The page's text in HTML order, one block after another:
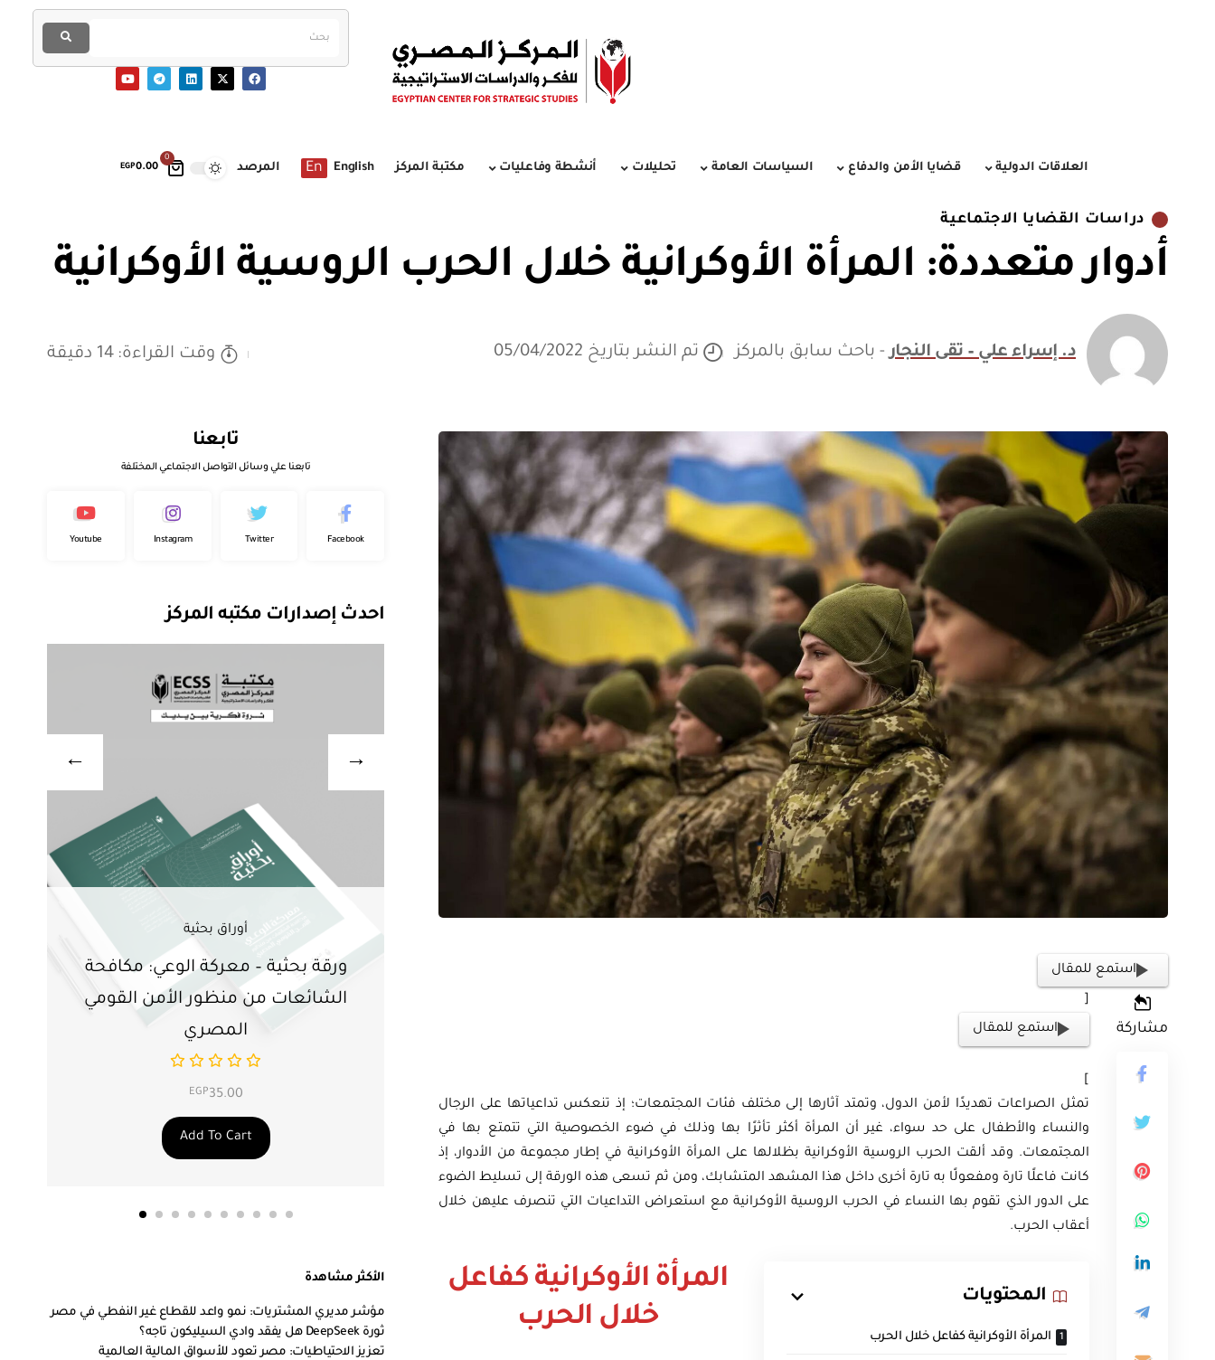
0
EGP0.00 العلاقات الدولية قضايا الأمن والدفاع السياسات العامة تحليلات أنشطة وفاعليات مكتبة المركز English
En المرصد
دراسات القضايا الاجتماعية
أدوار متعددة: المرأة الأوكرانية خلال الحرب الروسية الأوكرانية
د. إسراء علي – تقى النجار- باحث سابق بالمركز تم النشر بتاريخ 05/04/2022 وقت القراءة: 14 دقيقة
استمع للمقال
مشاركة
[
استمع للمقال
]
تمثل الصراعات تهديدًا لأمن الدول، وتمتد آثارها إلى مختلف فئات المجتمعات؛ إذ تنعكس تداعياتها على الرجال
والنساء والأطفال على حد سواء، غير أن المرأة أكثر تأثرًا بها وذلك في ضوء الخصوصية التي تتمتع بها في
المجتمعات. وقد ألقت الحرب الروسية الأوكرانية بظلالها على المرأة الأوكرانية في إطار مجموعة من الأدوار، إذ
كانت فاعلًا تارة ومفعولًا به تارة أخرى داخل هذا المشهد المتشابك، ومن ثم تسعى هذه الورقة إلى تسليط الضوء
على الدور الذي تقوم بها النساء في الحرب الروسية الأوكرانية مع استعراض التداعيات التي تنصرف عليهن خلال
أعقاب الحرب.
المحتويات
المرأة الأوكرانية كفاعل خلال الحرب
المرأة الأوكرانية كفاعل
خلال الحرب
تابعنا
تابعنا علي وسائل التواصل الاجتماعي المختلفة
Facebook
Twitter
Instagram
Youtube
احدث إصدارات مكتبه المركز
أوراق بحثية
ورقة بحثية – معركة الوعي: مكافحة
الشائعات من منظور الأمن القومي
المصري
EGP35.00
Add To Cart
35.00
Add To Cart
35.00
Add To Cart
وتعزيز
المصري
الأكثر مشاهدة
مؤشر مديري المشتريات: نمو واعد للقطاع غير النفطي في مصر
ثورة DeepSeek هل يفقد وادي السيليكون تاجه؟
تعزيز الاحتياطيات: مصر تعود للأسواق المالية العالمية